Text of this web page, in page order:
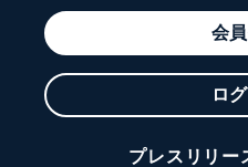
会
ロ
プレスリリー